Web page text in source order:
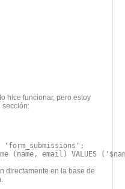
hice funcionar, pero estoy
sección:
'form_submissions';
(name, email) VALUES
directamente en la base de